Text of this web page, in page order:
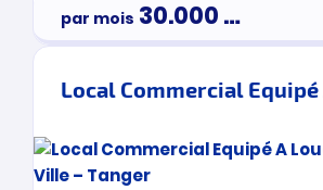
par mois 30.000Dh